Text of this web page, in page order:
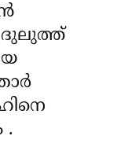
ദുലുത്ത്
.